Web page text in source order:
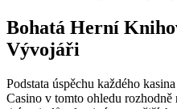
Bohatá Herní
Vývojáři
Podstata úspěchu každého
Casino v tomto ohledu rozhodně